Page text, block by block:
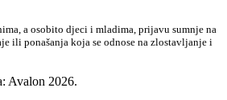
a osobito djeci i mladima, prijavu sumnje na
ili ponašanja koja se odnose na zlostavljanje i
Avalon 2026.